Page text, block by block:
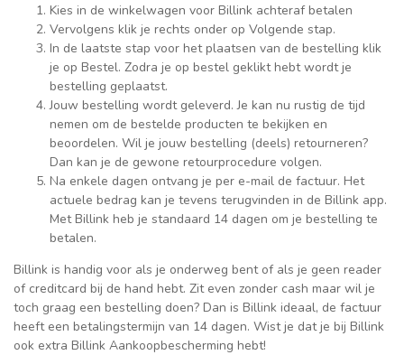
Kies in de winkelwagen voor Billink achteraf betalen
Vervolgens klik je rechts onder op Volgende stap.
In de laatste stap voor het plaatsen van de bestelling klik
je op Bestel. Zodra je op bestel geklikt hebt wordt je
bestelling geplaatst.
Jouw bestelling wordt geleverd. Je kan nu rustig de tijd
nemen om de bestelde producten te bekijken en
beoordelen. Wil je jouw bestelling (deels) retourneren?
Dan kan je de gewone retourprocedure volgen.
Na enkele dagen ontvang je per e-mail de factuur. Het
actuele bedrag kan je tevens terugvinden in de Billink app.
Met Billink heb je standaard 14 dagen om je bestelling te
betalen.
Billink is handig voor als je onderweg bent of als je geen reader
of creditcard bij de hand hebt. Zit even zonder cash maar wil je
toch graag een bestelling doen? Dan is Billink ideaal, de factuur
heeft een betalingstermijn van 14 dagen. Wist je dat je bij Billink
ook extra Billink Aankoopbescherming hebt!